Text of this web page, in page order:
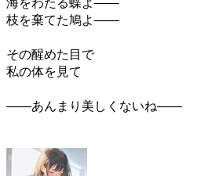
海をわたる蝶よ――
枝を棄てた鳩よ――
その醒めた目で
私の体を見て
――あんまり美しくないね――